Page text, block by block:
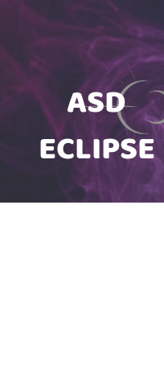
ASD
ECLIPSE